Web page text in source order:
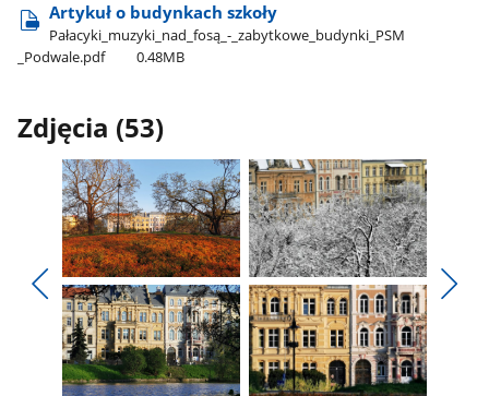
Artykuł o budynkach szkoły
Pałacyki​_muzyki​_nad​_fosą​_-​_zabytkowe​_budynki​_PSM​
_Podwale.pdf
0.48MB
Zdjęcia (53)
Pokaż
poprzednie
zdjęcia
Pokaż
zdjęcie
1
z
galerii.
Pokaż
zdjęcie
2
z
galerii.